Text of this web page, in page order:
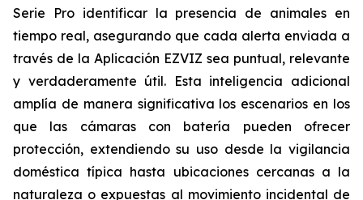
Serie Pro identificar la presencia de animales en
tiempo real, asegurando que cada alerta enviada a
través de la Aplicación EZVIZ sea puntual, relevante
y verdaderamente útil. Esta inteligencia adicional
amplía de manera significativa los escenarios en los
que las cámaras con batería pueden ofrecer
protección, extendiendo su uso desde la vigilancia
doméstica típica hasta ubicaciones cercanas a la
naturaleza o expuestas al movimiento incidental de